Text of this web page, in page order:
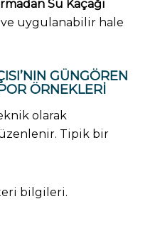
Su Kaçağı
ve uygulanabilir hale
GÜNGÖREN
ÖRNEKLERI
olarak
Tipik bir
bilgileri.